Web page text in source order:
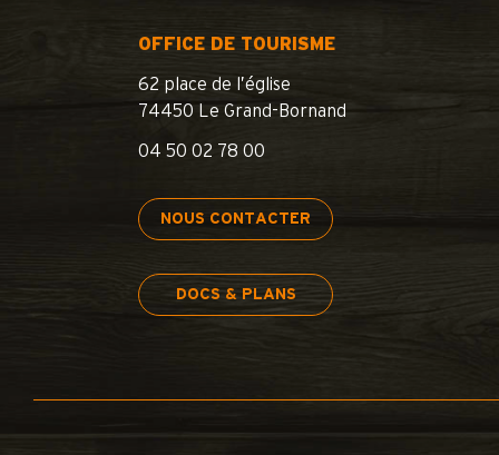
OFFICE DE TOURISME
62 place de l’église
74450 Le Grand-Bornand
04 50 02 78 00
NOUS CONTACTER
DOCS & PLANS